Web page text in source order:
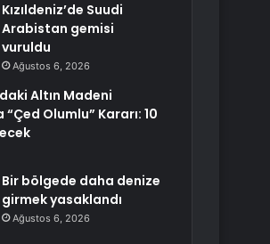
Kızıldeniz’de Suudi
Arabistan gemisi
vuruldu
Ağustos 6, 2026
Altın Madeni
Olumlu” Kararı: 10
Bir bölgede daha denize
girmek yasaklandı
Ağustos 6, 2026